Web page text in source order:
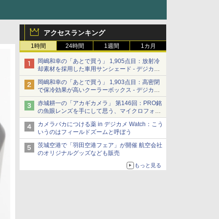
アクセスランキング
1時間 24時間 1週間 1カ月
岡嶋和幸の「あとで買う」 1,905点目：放射冷
却素材を採用した車用サンシェード - デジカメ
Watch
岡嶋和幸の「あとで買う」 1,903点目：高密閉
で保冷効果が高いクーラーボックス - デジカメ
Watch
赤城耕一の「アカギカメラ」 第146回：PRO銘
の魚眼レンズを手にして思う、マイクロフォー
サーズへの期待と可能性
カメラバカにつける薬 in デジカメ Watch：こう
いうのはフィールドズームと呼ぼう
茨城空港で「羽田空港フェア」が開催 航空会社
のオリジナルグッズなども販売
もっと見る